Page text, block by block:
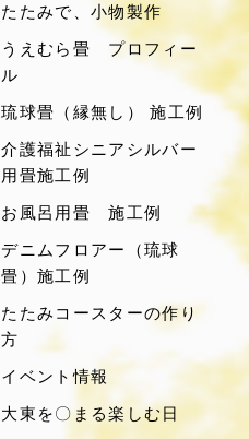
たたみで、小物製作
うえむら畳 プロフィー
ル
琉球畳（縁無し） 施工例
介護福祉シニアシルバー
用畳施工例
お風呂用畳 施工例
デニムフロアー（琉球
畳）施工例
たたみコースターの作り
方
イベント情報
大東を〇まる楽しむ日